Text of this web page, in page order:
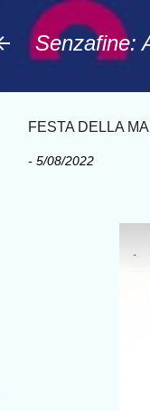
Senzafine:
FESTA DELLA
- 5/08/2022